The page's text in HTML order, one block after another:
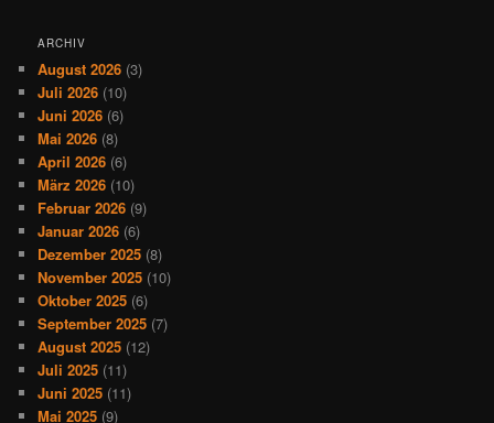
ARCHIV
August 2026 (3)
Juli 2026 (10)
Juni 2026 (6)
Mai 2026 (8)
April 2026 (6)
März 2026 (10)
Februar 2026 (9)
Januar 2026 (6)
Dezember 2025 (8)
November 2025 (10)
Oktober 2025 (6)
September 2025 (7)
August 2025 (12)
Juli 2025 (11)
Juni 2025 (11)
Mai 2025 (9)